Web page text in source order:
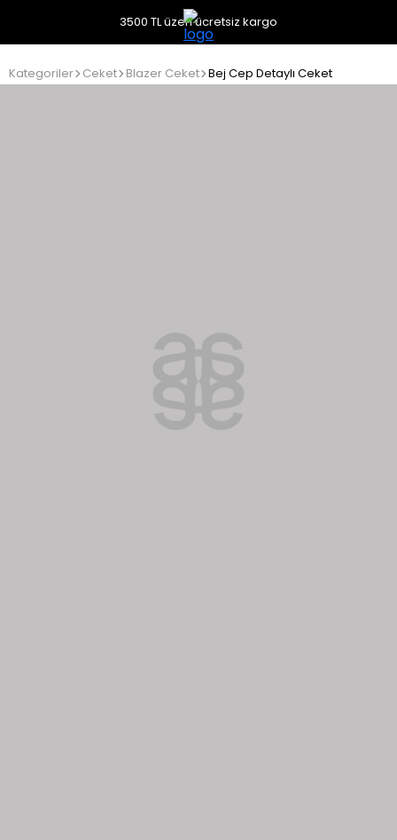
3500 TL üzeri ücretsiz kargo
Kategoriler Ceket Blazer Ceket Bej Cep Detaylı Ceket